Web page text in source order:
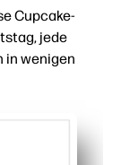
Cupcake-
jede
in wenigen
Karton
jedem